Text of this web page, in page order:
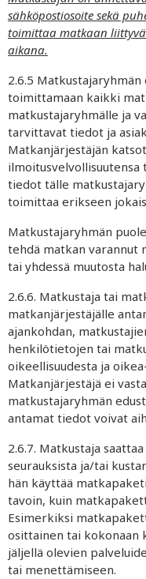
sähköpostiosoite sekä
toimittaa matkaan
aikana.
2.6.5
toimittamaan kaikki
matkustajaryhmälle ja
tarvittavat tiedot ja
Matkanjärjestäjän
tiedot tälle
toimittaa erikseen
Matkustajaryhmän
tehdä matkan varannut
tai yhdessä muutosta
2.6.6. Matkustaja tai
matkanjärjestäjälle
ajankohdan,
henkilötietojen tai
oikeellisuudesta ja
Matkanjärjestäjä ei
matkustajaryhmän
antamat tiedot voivat
2.6.7. Matkustaja
seurauksista ja/tai
hän käyttää
tavoin, kuin
Esimerkiksi
osittainen tai kokonaan
jäljellä olevien
tai menettämiseen.